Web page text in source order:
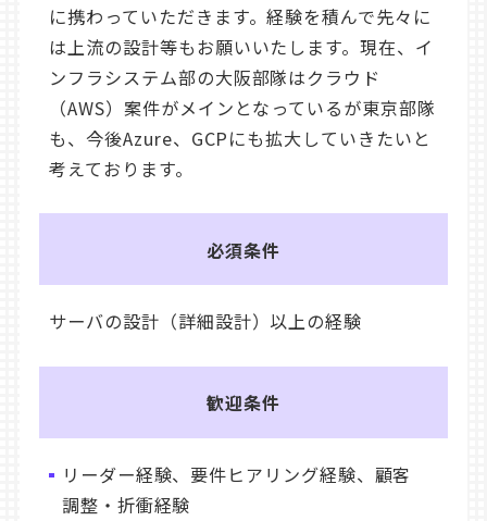
に携わっていただきます。経験を積んで先々に
は上流の設計等もお願いいたします。現在、イ
ンフラシステム部の大阪部隊はクラウド
（AWS）案件がメインとなっているが東京部隊
も、今後Azure、GCPにも拡大していきたいと
考えております。
必須条件
サーバの設計（詳細設計）以上の経験
歓迎条件
リーダー経験、要件ヒアリング経験、顧客
調整・折衝経験